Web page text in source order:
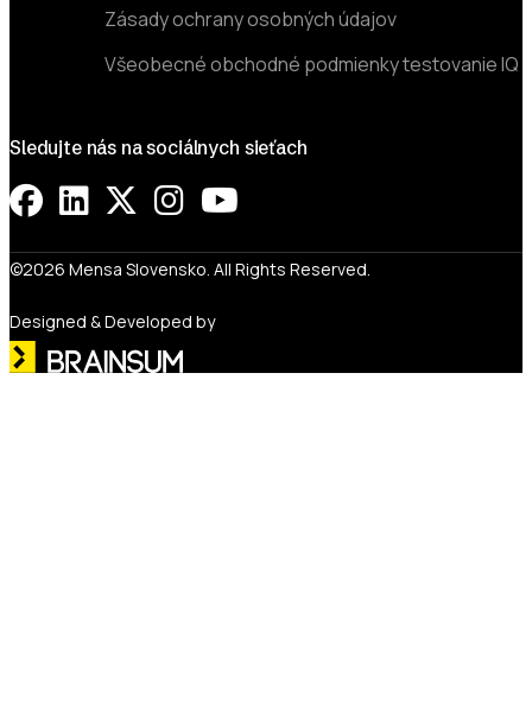
Zásady ochrany osobných údajov
Všeobecné obchodné podmienky testovanie IQ
Sledujte nás na sociálnych sieťach
©2026 Mensa Slovensko. All Rights Reserved.
Designed & Developed by